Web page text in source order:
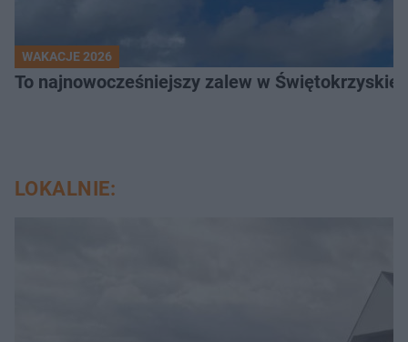
WAKACJE 2026
To najnowocześniejszy zalew w
LOKALNIE: